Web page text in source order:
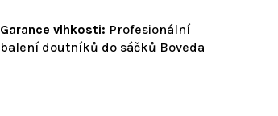
Garance vlhkosti: Profesionální
balení doutníků do sáčků Boveda